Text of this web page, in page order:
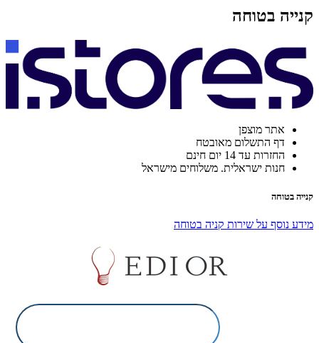
קנייה בטוחה
אתר מוצפן
דף התשלום מאובטח
החזרות עד 14 יום חינם
חנות ישראלית. משלוחים מישראל
קנייה בטוחה
מידע נוסף על שירות קניה בטוחה